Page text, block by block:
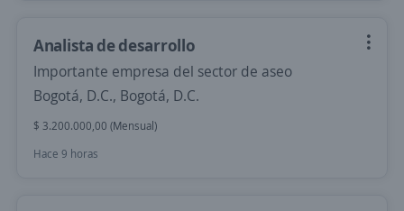
Analista de desarrollo
Importante empresa del sector de aseo
Bogotá, D.C., Bogotá, D.C.
$ 3.200.000,00 (Mensual)
Hace 9 horas